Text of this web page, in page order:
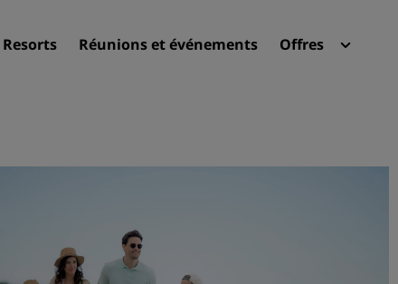
Resorts Réunions et événements Offres